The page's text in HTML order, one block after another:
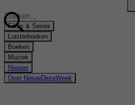
Films & Series
Luisterboeken
Boeken
Muziek
Nieuws
Over NieuwDezeWeek